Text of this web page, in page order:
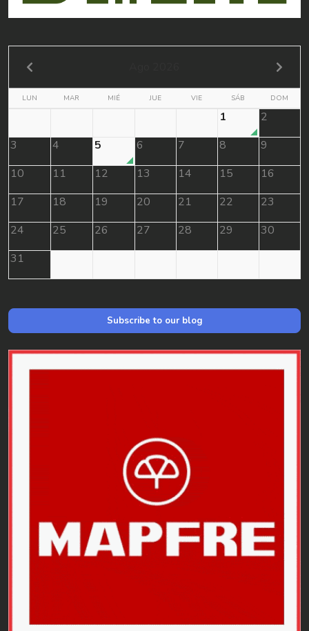
LUN MAR MIÉ JUE VIE SÁB DOM
1
2
3
4 5 6 7 8
9
10
11 12 13 14 15
16
17
18 19 20 21 22
23
24
25 26 27 28 29
30
31
Subscribe to our blog